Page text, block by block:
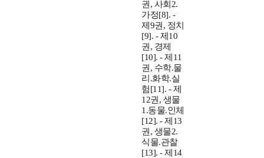
권, 사회2.
가정[8]. -
제9권, 정치
[9]. - 제10
권, 경제
[10]. - 제11
권, 수학.물
리.화학.실
험[11]. - 제
12권, 생물
1.동물.인체
[12]. - 제13
권, 생물2.
식물.관찰
[13]. - 제14